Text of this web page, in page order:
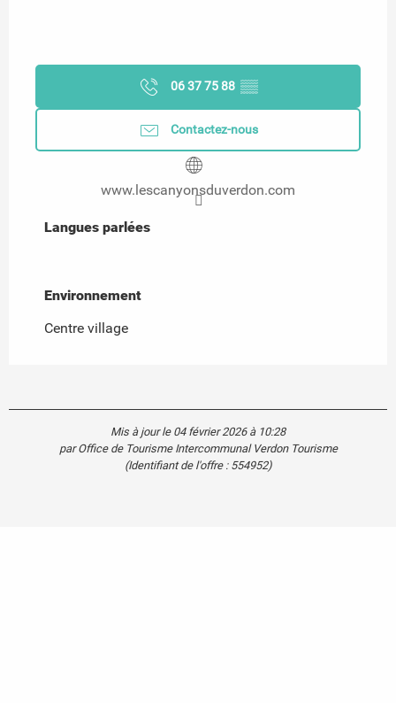
06 37 75 88 ▒▒
Contactez-nous
www.lescanyonsduverdon.com
Langues parlées
Langues parlées
Environnement
Environnement
Centre village
Mis à jour le 04 février 2026 à 10:28
par Office de Tourisme Intercommunal Verdon Tourisme
(Identifiant de l'offre : 554952)